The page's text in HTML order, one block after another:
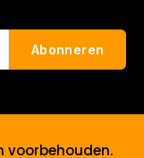
Abonneren
voorbehouden.